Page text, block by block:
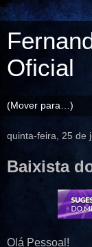
Oficial
quinta-feira, 25 de
Baixista
Olá Pessoal!